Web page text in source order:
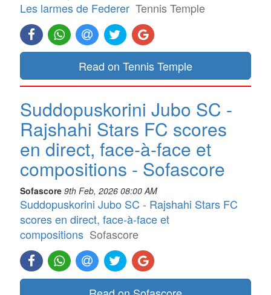
Les larmes de Federer Tennis Temple
Read on Tennis Temple
Suddopuskorini Jubo SC -
Rajshahi Stars FC scores
en direct, face-à-face et
compositions - Sofascore
Sofascore 9th Feb, 2026 08:00 AM
Suddopuskorini Jubo SC - Rajshahi Stars FC
scores en direct, face-à-face et
compositions Sofascore